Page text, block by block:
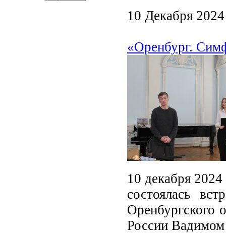
10 Декабря 2024
«Оренбург.
10 декабря
состоялась
Оренбургского
России